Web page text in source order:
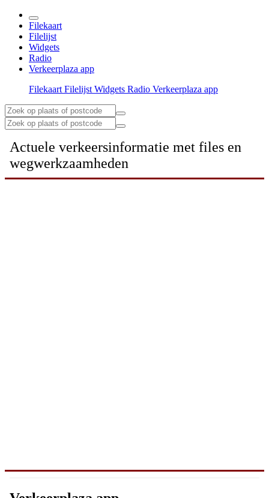
Filekaart
Filelijst
Widgets
Radio
Verkeerplaza app
Filekaart Filelijst Widgets Radio Verkeerplaza app
Actuele verkeersinformatie met files en
wegwerkzaamheden